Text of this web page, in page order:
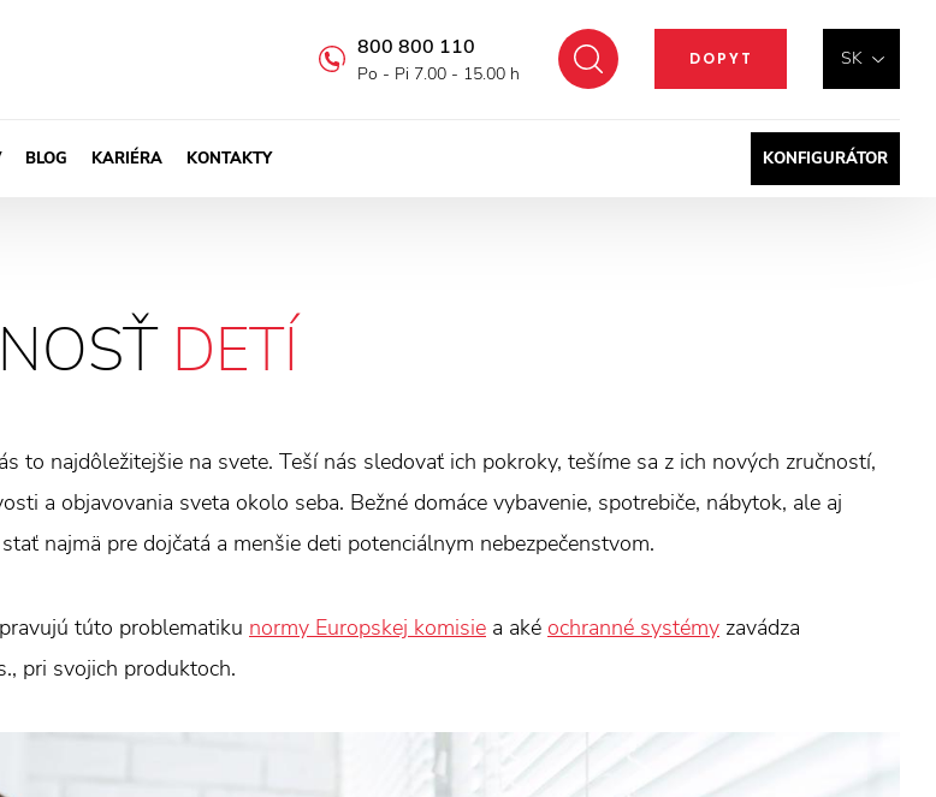
SK
DOPYT
Hľadať
800 800 110
Po - Pi 7.00 - 15.00 h
BLOG KARIÉRA KONTAKTY KONFIGURÁTOR
DETÍ
to najdôležitejšie na svete. Teší nás sledovať ich pokroky, tešíme sa z ich nových zručností,
a objavovania sveta okolo seba. Bežné domáce vybavenie, spotrebiče, nábytok, ale aj
najmä pre dojčatá a menšie deti potenciálnym nebezpečenstvom.
túto problematiku normy Europskej komisie a aké ochranné systémy zavádza
pri svojich produktoch.